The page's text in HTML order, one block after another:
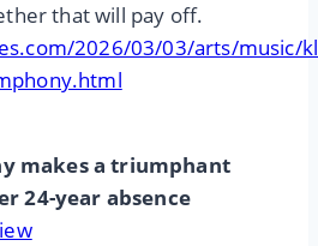
that will pay off.
2026/03/03/arts/music/
makes a triumphant
24-year absence